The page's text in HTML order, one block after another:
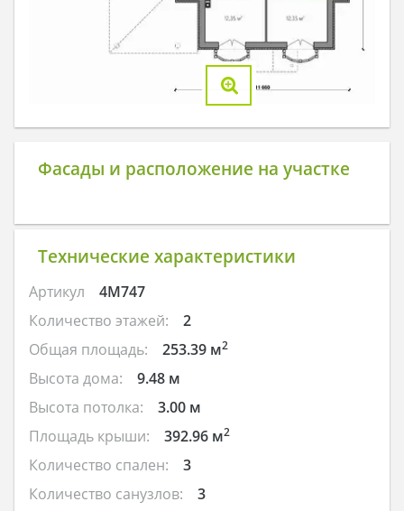
Фасады и расположение на участке
Технические характеристики
Артикул
4M747
Количество этажей:
2
Общая площадь:
253.39 м2
Высота дома:
9.48 м
Высота потолка:
3.00 м
Площадь крыши:
392.96 м2
Количество спален:
3
Количество санузлов:
3